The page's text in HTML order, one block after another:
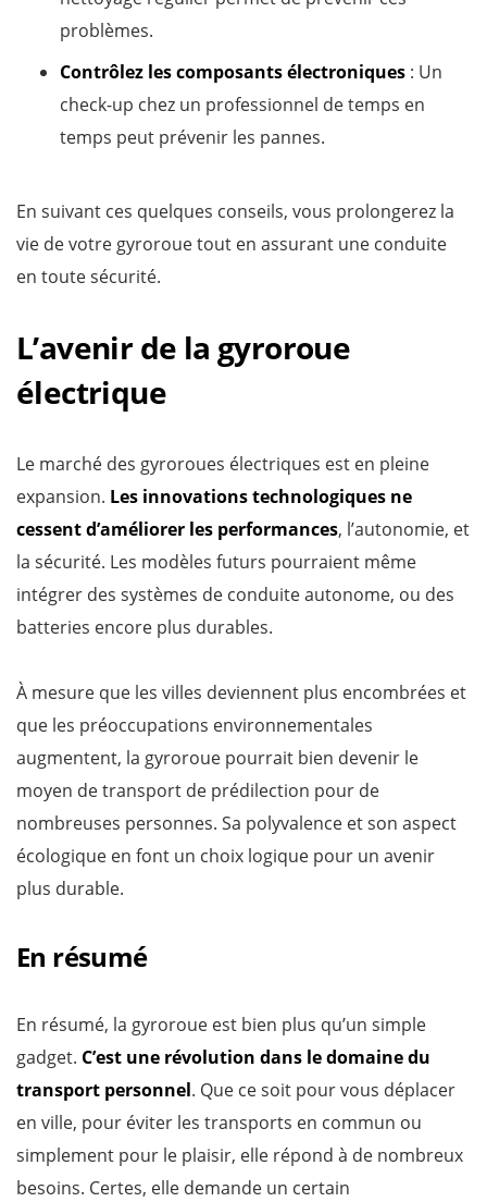
problèmes.
Contrôlez les composants électroniques : Un
check-up chez un professionnel de temps en
temps peut prévenir les pannes.
En suivant ces quelques conseils, vous prolongerez la
vie de votre gyroroue tout en assurant une conduite
en toute sécurité.
L’avenir de la gyroroue
électrique
Le marché des gyroroues électriques est en pleine
expansion. Les innovations technologiques ne
cessent d’améliorer les performances, l’autonomie, et
la sécurité. Les modèles futurs pourraient même
intégrer des systèmes de conduite autonome, ou des
batteries encore plus durables.
À mesure que les villes deviennent plus encombrées et
que les préoccupations environnementales
augmentent, la gyroroue pourrait bien devenir le
moyen de transport de prédilection pour de
nombreuses personnes. Sa polyvalence et son aspect
écologique en font un choix logique pour un avenir
plus durable.
En résumé
En résumé, la gyroroue est bien plus qu’un simple
gadget. C’est une révolution dans le domaine du
transport personnel. Que ce soit pour vous déplacer
en ville, pour éviter les transports en commun ou
simplement pour le plaisir, elle répond à de nombreux
besoins. Certes, elle demande un certain